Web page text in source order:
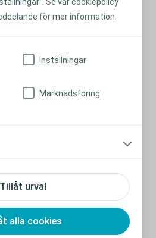
för mer information.
Tillåt urval
alla cookies
Inställningar
Marknadsföring
kväll utanför
du går på sociala evenemang
vänner.